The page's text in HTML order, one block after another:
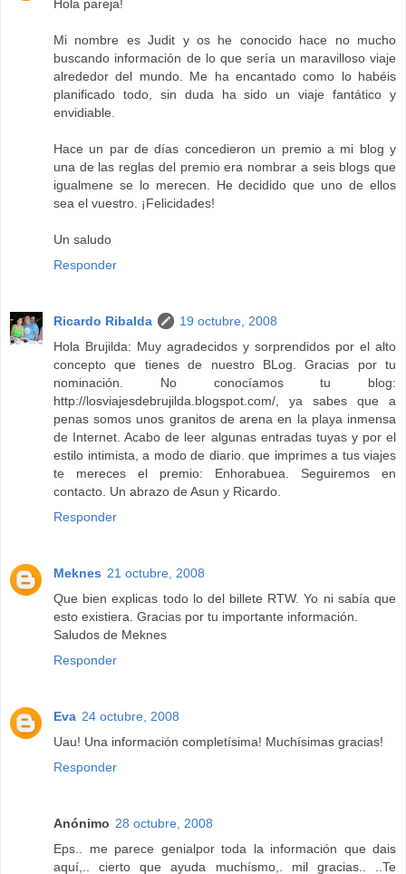
Hola pareja!
Mi nombre es Judit y os he conocido hace no mucho
buscando información de lo que sería un maravilloso viaje
alrededor del mundo. Me ha encantado como lo habéis
planificado todo, sin duda ha sido un viaje fantático y
envidiable.
Hace un par de días concedieron un premio a mi blog y
una de las reglas del premio era nombrar a seis blogs que
igualmene se lo merecen. He decidido que uno de ellos
sea el vuestro. ¡Felicidades!
Un saludo
Responder
Ricardo Ribalda
19 octubre, 2008
Hola Brujilda: Muy agradecidos y sorprendidos por el alto
concepto que tienes de nuestro BLog. Gracias por tu
nominación. No conocíamos tu blog:
http://losviajesdebrujilda.blogspot.com/, ya sabes que a
penas somos unos granitos de arena en la playa inmensa
de Internet. Acabo de leer algunas entradas tuyas y por el
estilo intimista, a modo de diario. que imprimes a tus viajes
te mereces el premio: Enhorabuea. Seguiremos en
contacto. Un abrazo de Asun y Ricardo.
Responder
Meknes 21 octubre, 2008
Que bien explicas todo lo del billete RTW. Yo ni sabía que
esto existiera. Gracias por tu importante información.
Saludos de Meknes
Responder
Eva 24 octubre, 2008
Uau! Una información completísima! Muchísimas gracias!
Responder
Anónimo 28 octubre, 2008
Eps.. me parece genialpor toda la información que dais
aquí,.. cierto que ayuda muchísmo,. mil gracias.. ..Te